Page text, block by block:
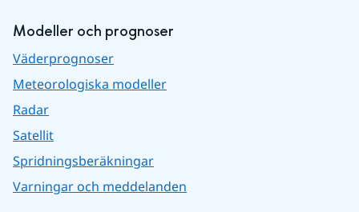
Modeller och prognoser
Väderprognoser
Meteorologiska modeller
Radar
Satellit
Spridningsberäkningar
Varningar och meddelanden